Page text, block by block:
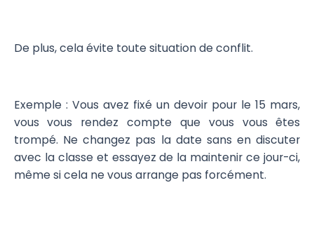
De plus, cela évite toute situation de conflit.
Exemple : Vous avez fixé un devoir pour le 15 mars,
vous vous rendez compte que vous vous êtes
trompé. Ne changez pas la date sans en discuter
avec la classe et essayez de la maintenir ce jour-ci,
même si cela ne vous arrange pas forcément.